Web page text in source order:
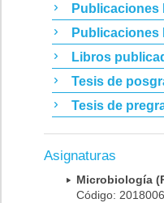
Publicaciones
Publicaciones
Libros
Tesis de
Tesis de
Asignaturas
Microbiología
Código: